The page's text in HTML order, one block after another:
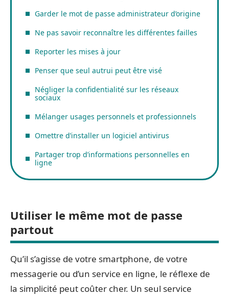
Garder le mot de passe administrateur d’origine
Ne pas savoir reconnaître les différentes failles
Reporter les mises à jour
Penser que seul autrui peut être visé
Négliger la confidentialité sur les réseaux
sociaux
Mélanger usages personnels et professionnels
Omettre d’installer un logiciel antivirus
Partager trop d’informations personnelles en
ligne
Utiliser le même mot de passe
partout
Qu’il s’agisse de votre smartphone, de votre
messagerie ou d’un service en ligne, le réflexe de
la simplicité peut coûter cher. Un seul service